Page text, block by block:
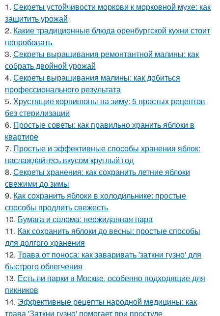
1. Секреты устойчивости моркови к морковной мухе: как
защитить урожай
2. Какие традиционные блюда оренбургской кухни стоит
попробовать
3. Секреты выращивания ремонтантной малины: как
собрать двойной урожай
4. Секреты выращивания малины: как добиться
профессионального результата
5. Хрустящие корнишоны на зиму: 5 простых рецептов
без стерилизации
6. Простые советы: как правильно хранить яблоки в
квартире
7. Простые и эффективные способы хранения яблок:
наслаждайтесь вкусом круглый год
8. Секреты хранения: как сохранить летние яблоки
свежими до зимы
9. Как сохранить яблоки в холодильнике: простые
способы продлить свежесть
10. Бумага и солома: неожиданная пара
11. Как сохранить яблоки до весны: простые способы
для долгого хранения
12. Трава от поноса: как заваривать 'заткни гузно' для
быстрого облегчения
13. Есть ли парки в Москве, особенно подходящие для
пикников
14. Эффективные рецепты народной медицины: как
трава 'Заткни гузно' помогает при простуде